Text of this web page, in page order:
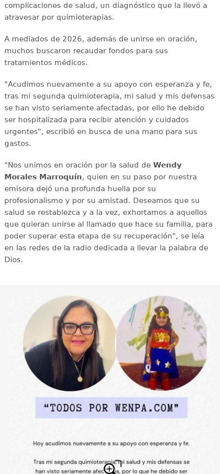
complicaciones de salud, un diagnóstico que la llevó a
atravesar por quimioterapias.
A mediados de 2026, además de unirse en oración,
muchos buscaron recaudar fondos para sus
tratamientos médicos.
"Acudimos nuevamente a su apoyo con esperanza y fe,
tras mi segunda quimioterapia, mi salud y mis defensas
se han visto seriamente afectadas, por ello he debido
ser hospitalizada para recibir atención y cuidados
urgentes", escribió en busca de una mano para sus
gastos.
"Nos unimos en oración por la salud de Wendy
Morales Marroquín, quien en su paso por nuestra
emisora dejó una profunda huella por su
profesionalismo y por su amistad. Deseamos que su
salud se restablezca y a la vez, exhortamos a aquellos
que quieran unirse al llamado que hace su familia, para
poder superar esta etapa de su recuperación", se leía
en las redes de la radio dedicada a llevar la palabra de
Dios.